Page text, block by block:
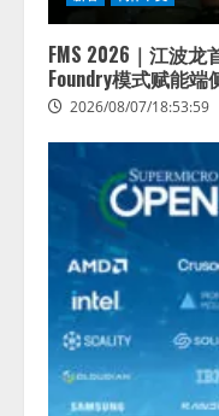
4
FMS 2026｜江波
Foundry模式赋能端
2026/08/07/18:53:59